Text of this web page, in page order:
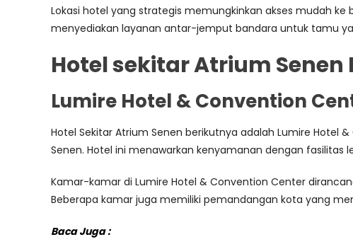
Lokasi hotel yang strategis memungkinkan akses mudah
menyediakan layanan antar-jemput bandara untuk tamu
Hotel sekitar Atrium
Lumire Hotel & Convention
Hotel Sekitar Atrium Senen berikutnya adalah Lumire
Senen. Hotel ini menawarkan kenyamanan dengan
Kamar-kamar di Lumire Hotel & Convention Center
Beberapa kamar juga memiliki pemandangan kota yang
Baca Juga :